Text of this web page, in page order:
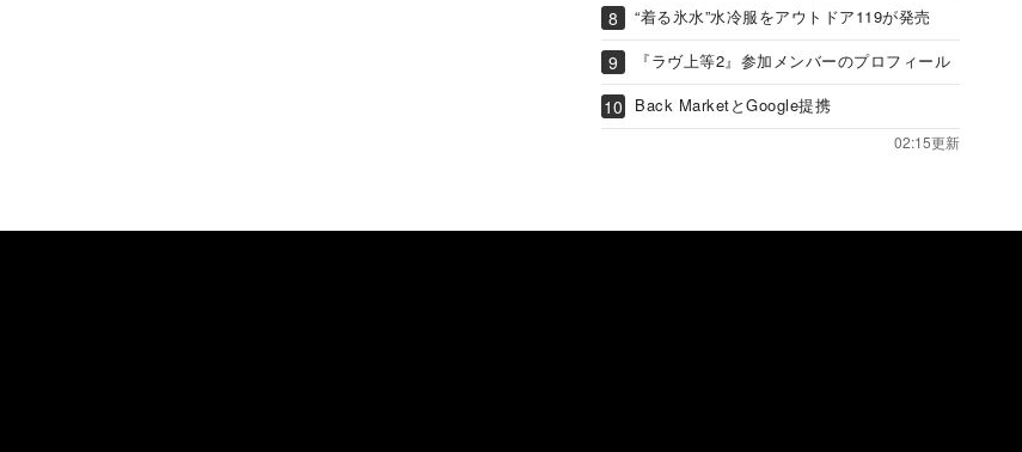
“着る氷水”水冷服をアウトドア119が発売
『ラヴ上等2』参加メンバーのプロフィール
Back MarketとGoogle提携
02:15更新